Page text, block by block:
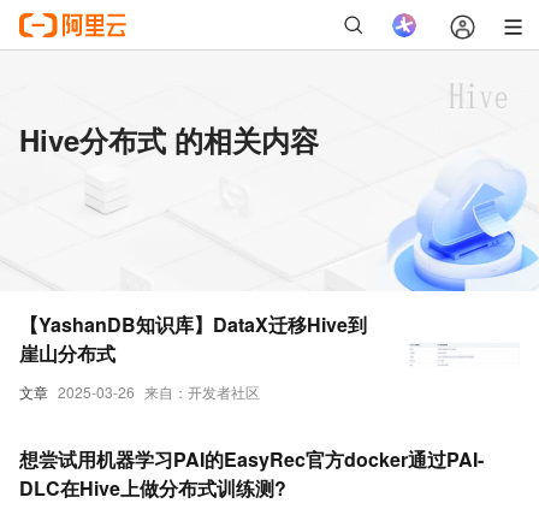
Hive分布式 的相关内容
文章 2025-03-26 来自：开发者社区
【YashanDB知识库】DataX迁移Hive到
崖山分布式
想尝试用机器学习PAI的EasyRec官方docker通过PAI-
DLC在Hive上做分布式训练测?